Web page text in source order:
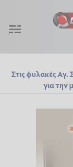
Στις φυλακές Αγ.
για την